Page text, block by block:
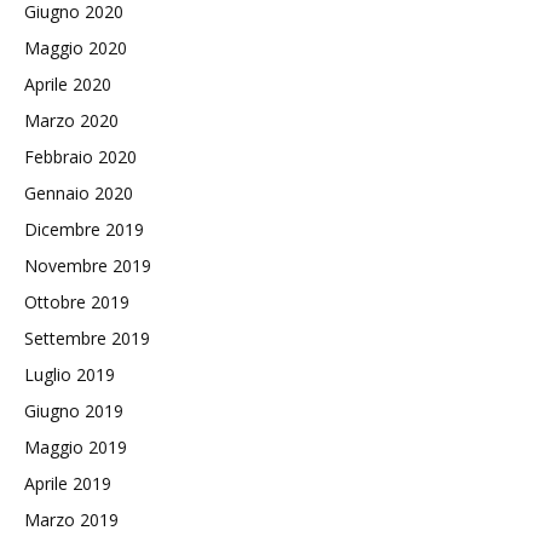
Giugno 2020
Maggio 2020
Aprile 2020
Marzo 2020
Febbraio 2020
Gennaio 2020
Dicembre 2019
Novembre 2019
Ottobre 2019
Settembre 2019
Luglio 2019
Giugno 2019
Maggio 2019
Aprile 2019
Marzo 2019